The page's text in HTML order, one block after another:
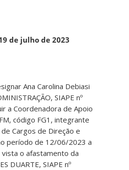
de julho de 2023
Ana Carolina Debiasi
SIAPE nº
a Coordenadora de Apoio
código FG1, integrante
Cargos de Direção e
período de 12/06/2023 a
o afastamento da
DUARTE, SIAPE nº